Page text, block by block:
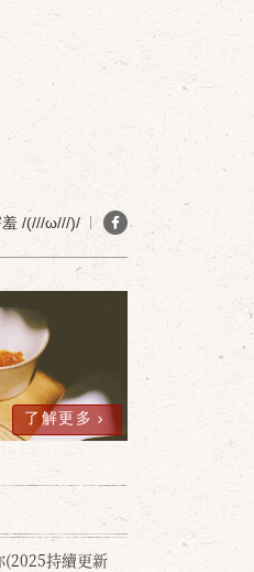
羞 /(///ω///)/
了解更多
(2025持續更新